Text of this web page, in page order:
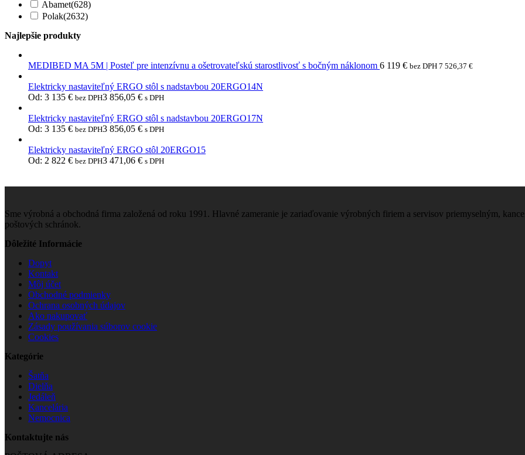
Abamet(628)
Polak(2632)
Najlepšie produkty
MEDIBED MA 5M | Posteľ pre intenzívnu a ošetrovateľskú starostlivosť s bočným náklonom 6 119 € bez DPH 7 526,37 €
Elektricky nastaviteľný ERGO stôl s nadstavbou 20ERGO14N
Od: 3 135 € bez DPH3 856,05 € s DPH
Elektricky nastaviteľný ERGO stôl s nadstavbou 20ERGO17N
Od: 3 135 € bez DPH3 856,05 € s DPH
Elektricky nastaviteľný ERGO stôl 20ERGO15
Od: 2 822 € bez DPH3 471,06 € s DPH
Sme výrobná a obchodná firma založená od roku 1991. Hlavné zameranie je zariaďovanie výrobných firiem a servisov priemyselným,
poštových schránok.
Dôležité Informácie
Dopyt
Kontakt
Môj účet
Obchodné podmienky
Ochrana osobných údajov
Ako nakupovať
Zásady používania súborov cookie
Cookies
Kategórie
Šatňa
Dielňa
Jedáleň
Kancelária
Nemocnica
Kontaktujte nás